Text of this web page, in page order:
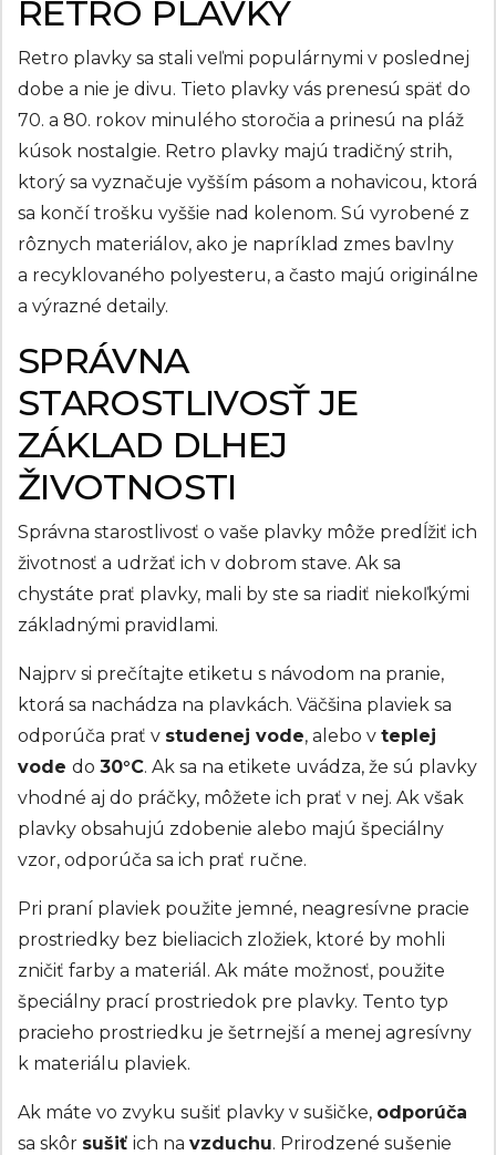
RETRO PLAVKY
Retro plavky sa stali veľmi populárnymi v poslednej
dobe a nie je divu. Tieto plavky vás prenesú späť do
70. a 80. rokov minulého storočia a prinesú na pláž
kúsok nostalgie. Retro plavky majú tradičný strih,
ktorý sa vyznačuje vyšším pásom a nohavicou, ktorá
sa končí trošku vyššie nad kolenom. Sú vyrobené z
rôznych materiálov, ako je napríklad zmes bavlny
a recyklovaného polyesteru, a často majú originálne
a výrazné detaily.
SPRÁVNA
STAROSTLIVOSŤ JE
ZÁKLAD DLHEJ
ŽIVOTNOSTI
Správna starostlivosť o vaše plavky môže predĺžiť ich
životnosť a udržať ich v dobrom stave. Ak sa
chystáte prať plavky, mali by ste sa riadiť niekoľkými
základnými pravidlami.
Najprv si prečítajte etiketu s návodom na pranie,
ktorá sa nachádza na plavkách. Väčšina plaviek sa
odporúča prať v studenej vode, alebo v teplej
vode do 30°C. Ak sa na etikete uvádza, že sú plavky
vhodné aj do práčky, môžete ich prať v nej. Ak však
plavky obsahujú zdobenie alebo majú špeciálny
vzor, odporúča sa ich prať ručne.
Pri praní plaviek použite jemné, neagresívne pracie
prostriedky bez bieliacich zložiek, ktoré by mohli
zničiť farby a materiál. Ak máte možnosť, použite
špeciálny prací prostriedok pre plavky. Tento typ
pracieho prostriedku je šetrnejší a menej agresívny
k materiálu plaviek.
Ak máte vo zvyku sušiť plavky v sušičke, odporúča
sa skôr sušiť ich na vzduchu. Prirodzené sušenie